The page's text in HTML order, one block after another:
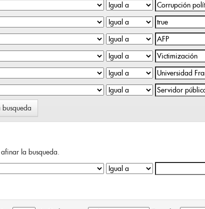
busqueda
la busqueda.